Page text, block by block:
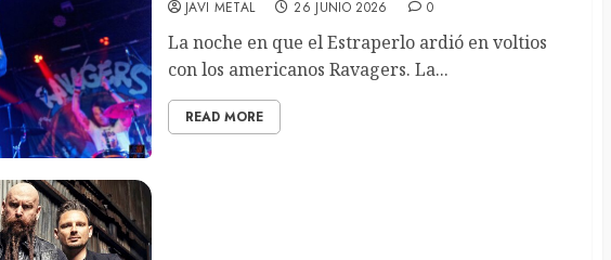
JAVI METAL 26 JUNIO 2026 0
La noche en que el Estraperlo ardió en voltios
con los americanos Ravagers. La...
READ MORE